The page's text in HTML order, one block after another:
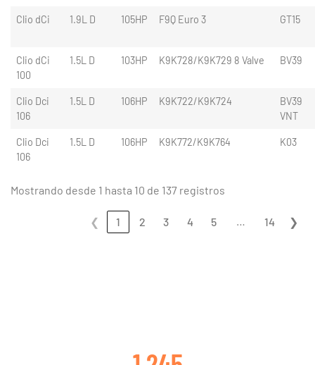
Clio dCi 1.9L D 105HP F9Q Euro 3 GT15
Clio dCi
100
1.5L D 103HP K9K728/K9K729 8 Valve BV39
Clio Dci
106
1.5L D 106HP K9K722/K9K724
BV39
VNT
Clio Dci
106
1.5L D 106HP K9K772/K9K764 K03
Mostrando desde 1 hasta 10 de 137 registros
❮ 1 2 3 4 5 14 ❯